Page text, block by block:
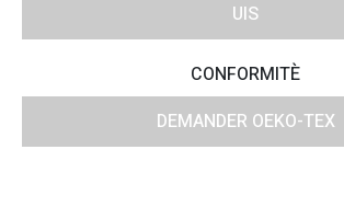
UIS
CONFORMITÈ
DEMANDER OEKO-TEX